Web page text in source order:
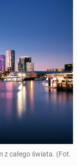
z całego świata. (Fot.